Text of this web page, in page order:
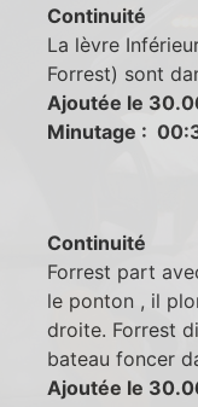
Continuité
La lèvre
Forrest) sont
Ajoutée le
Minutage :
Continuité
Forrest part
le ponton , il
droite. Forrest
bateau foncer
Ajoutée le